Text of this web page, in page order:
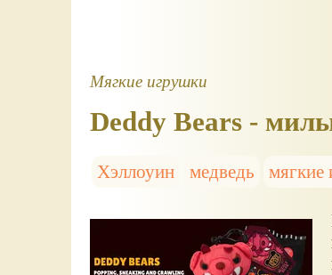
Мягкие игрушки
Deddy Bears -
Хэллоуин медведь мягкие